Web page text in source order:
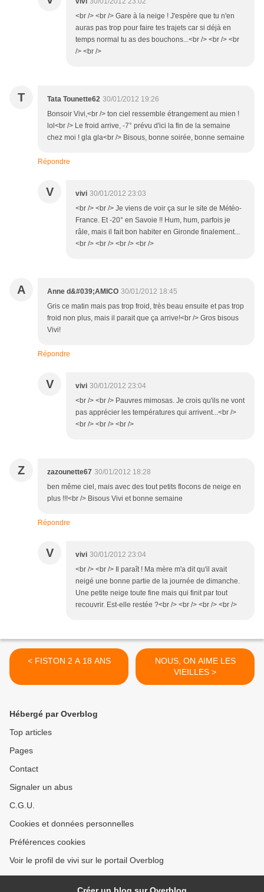
<br /> <br /> Gare à la neige ! J'espère que tu n'en
auras pas trop pour faire tes trajets car si déjà en
temps normal tu as des bouchons...<br /> <br /> <br
/> <br />
T Tata Tounette62 30/01/2012 19:26
Bonsoir Vivi,<br /> ton ciel ressemble étrangement au mien !
lol<br /> Le froid arrive, -7° prévu d'ici la fin de la semaine
chez moi ! gla gla<br /> Bisous, bonne soirée, bonne semaine
Répondre
V vivi 30/01/2012 23:03
<br /> <br /> Je viens de voir ça sur le site de Météo-
France. Et -20° en Savoie !! Hum, hum, parfois je
râle, mais il fait bon habiter en Gironde finalement...
<br /> <br /> <br /> <br />
A Anne d&#039;AMICO 30/01/2012 18:45
Gris ce matin mais pas trop froid, très beau ensuite et pas trop
froid non plus, mais il parait que ça arrive!<br /> Gros bisous
Vivi!
Répondre
V vivi 30/01/2012 23:04
<br /> <br /> Pauvres mimosas. Je crois qu'ils ne vont
pas apprécier les températures qui arrivent...<br />
<br /> <br /> <br />
Z zazounette67 30/01/2012 18:28
ben même ciel, mais avec des tout petits flocons de neige en
plus !!!<br /> Bisous Vivi et bonne semaine
Répondre
V vivi 30/01/2012 23:04
<br /> <br /> Il paraît ! Ma mère m'a dit qu'il avait
neigé une bonne partie de la journée de dimanche.
Une petite neige toute fine mais qui finit par tout
recouvrir. Est-elle restée ?<br /> <br /> <br /> <br />
< FISTON 2 A 18 ANS
NOUS, ON AIME LES
VIEILLES >
Hébergé par Overblog
Top articles
Pages
Contact
Signaler un abus
C.G.U.
Cookies et données personnelles
Préférences cookies
Voir le profil de vivi sur le portail Overblog